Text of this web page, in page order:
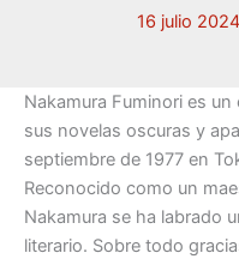
16 julio 2024
Nakamura Fuminori es
sus novelas oscuras y
septiembre de 1977 en
Reconocido como un
Nakamura se ha labrado
literario. Sobre todo